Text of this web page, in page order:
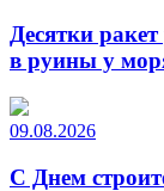
Десятки
в руины у
09.08.2026
С Днем